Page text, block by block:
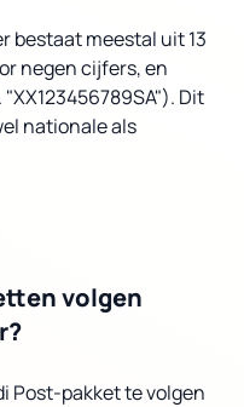
bestaat meestal uit 13
negen cijfers, en
Dit
nationale als
volgen
Post-pakket te volgen